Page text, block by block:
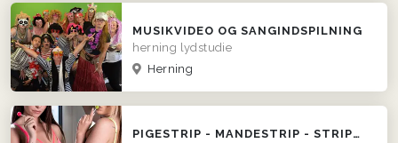
MUSIKVIDEO OG SANGINDSPILNING
herning lydstudie
Herning
PIGESTRIP - MANDESTRIP - STRIPUNDERVISNING - DOBBELTSHOWS